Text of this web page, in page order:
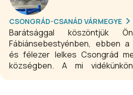
CSONGRÁD-CSANÁD VÁRMEGYE
Barátsággal köszöntjük
Fábiánsebestyénben, ebben
és félezer lelkes Csongrád
községben. A mi